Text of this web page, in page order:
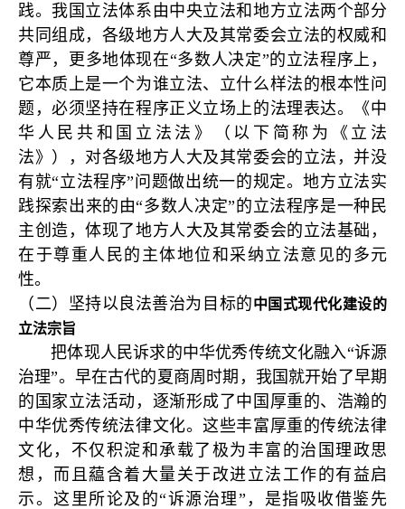
践。我国立法体系由中央立法和地方立法两个部分
共同组成，各级地方人大及其常委会立法的权威和
尊严，更多地体现在“多数人决定”的立法程序上，
它本质上是一个为谁立法、立什么样法的根本性问
题，必须坚持在程序正义立场上的法理表达。《中
华人民共和国立法法》（以下简称为《立法
法》），对各级地方人大及其常委会的立法，并没
有就“立法程序”问题做出统一的规定。地方立法实
践探索出来的由“多数人决定”的立法程序是一种民
主创造，体现了地方人大及其常委会的立法基础，
在于尊重人民的主体地位和采纳立法意见的多元
性。
（二）坚持以良法善治为目标的中国式现代化建设的
立法宗旨
把体现人民诉求的中华优秀传统文化融入“诉源
治理”。早在古代的夏商周时期，我国就开始了早期
的国家立法活动，逐渐形成了中国厚重的、浩瀚的
中华优秀传统法律文化。这些丰富厚重的传统法律
文化，不仅积淀和承载了极为丰富的治国理政思
想，而且藴含着大量关于改进立法工作的有益启
示。这里所论及的“诉源治理”，是指吸收借鉴先